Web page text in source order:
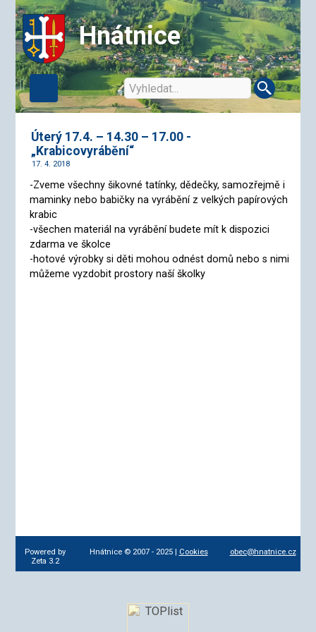
Hnátnice
Úterý 17.4. – 14.30 – 17.00 -
„Krabicovyrábění“
17. 4. 2018
-Zveme všechny šikovné tatínky, dědečky, samozřejmě i
maminky nebo babičky na vyrábění z velkých papírových
krabic
-všechen materiál na vyrábění budete mít k dispozici
zdarma ve školce
-hotové výrobky si děti mohou odnést domů nebo s nimi
můžeme vyzdobit prostory naší školky
Powered by
Zeta 3.2
Hnátnice © 2007 - 2025 | Cookies obec@hnatnice.cz